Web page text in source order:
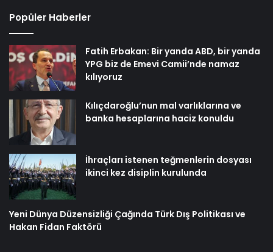
Popüler Haberler
Fatih Erbakan: Bir yanda ABD, bir yanda
YPG biz de Emevi Camii’nde namaz
kılıyoruz
Kılıçdaroğlu’nun mal varlıklarına ve
banka hesaplarına haciz konuldu
İhraçları istenen teğmenlerin dosyası
ikinci kez disiplin kurulunda
Yeni Dünya Düzensizliği Çağında Türk Dış Politikası ve
Hakan Fidan Faktörü